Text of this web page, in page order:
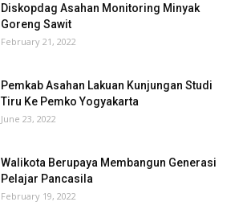
Diskopdag Asahan Monitoring Minyak
Goreng Sawit
February 21, 2022
Pemkab Asahan Lakuan Kunjungan Studi
Tiru Ke Pemko Yogyakarta
June 23, 2022
Walikota Berupaya Membangun Generasi
Pelajar Pancasila
February 19, 2022